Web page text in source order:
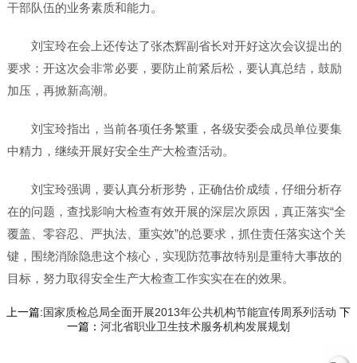
干部队伍的业务素质和能力。
刘宝玲在会上还传达了张杰辉副省长对开好这次会议提出的
要求：开这次会非常必要，要防止前紧后松，要认真总结，鼓励
加压，再掀新高潮。
刘宝玲指出，当前各项任务繁重，各级安委会成员单位要集
中精力，继续开展好安全生产大检查活动。
刘宝玲强调，要认真分析形势，正确估价成绩，仔细分析存
在的问题，查找影响大检查有效开展的深层次原因，真正落实“全
覆盖、零容忍、严执法、重实效”的总要求，抓住责任落实这个关
键，围绕消除隐患这个核心，实现防范事故特别是重特大事故的
目标，努力取得安全生产大检查工作实实在在的效果。
上一篇:国家质检总局全面开展2013年公共机构节能宣传周系列活动 下
一篇： 河北省职业卫生技术服务机构发展规划